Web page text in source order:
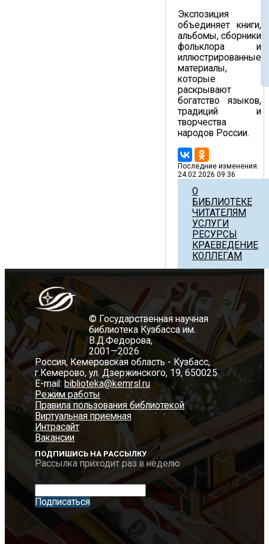
Экспозиция
объединяет книги,
альбомы, сборники
фольклора и
иллюстрированные
материалы,
которые
раскрывают
богатство языков,
традиций и
творчества
народов России.
Последние изменения:
24.02.2026 09:36
О
БИБЛИОТЕКЕ
ЧИТАТЕЛЯМ
УСЛУГИ
РЕСУРСЫ
КРАЕВЕДЕНИЕ
КОЛЛЕГАМ
© Государственная научная
библиотека Кузбасса им.
В.Д.Федорова,
2001—2026
Россия, Кемеровская область - Кузбасс,
г.Кемерово, ул. Дзержинского, 19, 650025
E-mail: biblioteka@kemrsl.ru
Режим работы
Правила пользования библиотекой
Виртуальная приемная
Интрасайт
Вакансии
ПОДПИШИСЬ НА РАССЫЛКУ
Рассылка приходит раз в неделю
Введите e-mail
Подписаться